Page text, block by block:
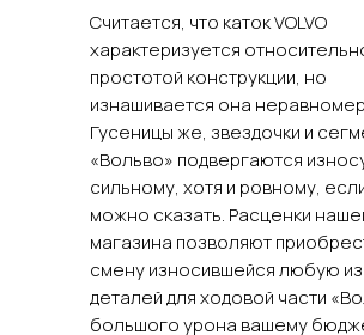
Считается, что каток VOLVO
характеризуется
простотой конструкции, но
изнашивается она
Гусеницы же, звездочки и
«Вольво» подвергаются
сильному, хотя и ровному,
можно сказать. Расценки
магазина позволяют
смену износившейся любую
деталей для ходовой части
большого урона вашему